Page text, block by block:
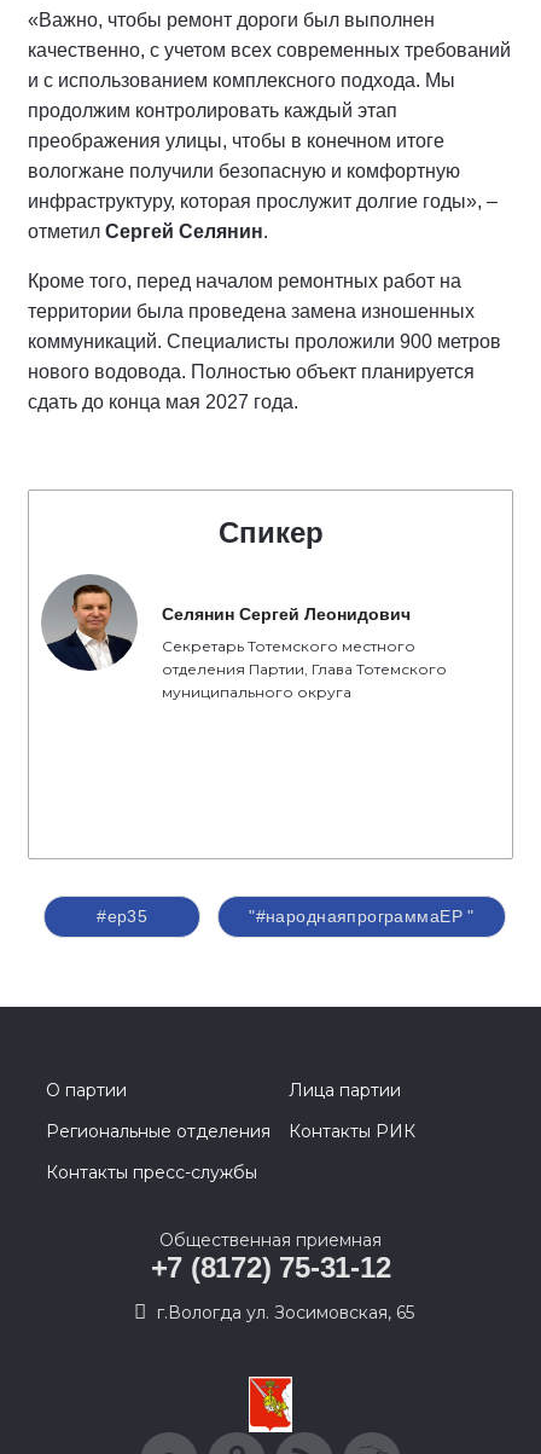
«Важно, чтобы ремонт дороги был выполнен
качественно, с учетом всех современных требований
и с использованием комплексного подхода. Мы
продолжим контролировать каждый этап
преображения улицы, чтобы в конечном итоге
вологжане получили безопасную и комфортную
инфраструктуру, которая прослужит долгие годы», –
отметил Сергей Селянин.
Кроме того, перед началом ремонтных работ на
территории была проведена замена изношенных
коммуникаций. Специалисты проложили 900 метров
нового водовода. Полностью объект планируется
сдать до конца мая 2027 года.
Спикер
Селянин Сергей Леонидович
Секретарь Тотемского местного
отделения Партии, Глава Тотемского
муниципального округа
#ер35 "#народнаяпрограммаЕР "
О партии
Лица партии
Региональные отделения
Контакты РИК
Контакты пресс-службы
Общественная приемная
+7 (8172) 75-31-12
г.Вологда ул. Зосимовская, 65